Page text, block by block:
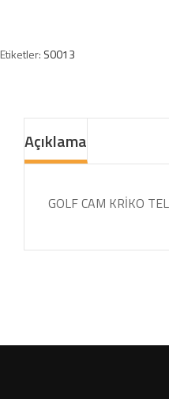
Etiketler: S0013
Açıklama
GOLF CAM KRİKO